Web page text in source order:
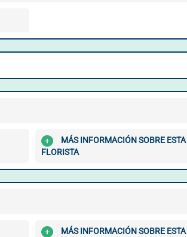
MÁS INFORMACIÓN SOBRE ESTA
FLORISTA
MÁS INFORMACIÓN SOBRE ESTA